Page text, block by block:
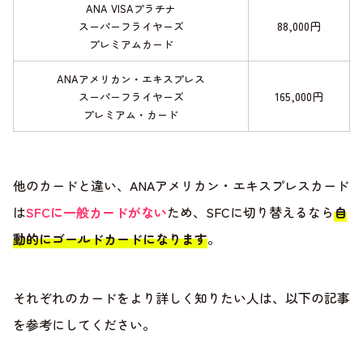
ANA VISAプラチナ
スーパーフライヤーズ
プレミアムカード
88,000円
ANAアメリカン・エキスプレス
スーパーフライヤーズ
プレミアム・カード
165,000円
他のカードと違い、ANAアメリカン・エキスプレスカード
はSFCに一般カードがないため、SFCに切り替えるなら自
動的にゴールドカードになります。
それぞれのカードをより詳しく知りたい人は、以下の記事
を参考にしてください。